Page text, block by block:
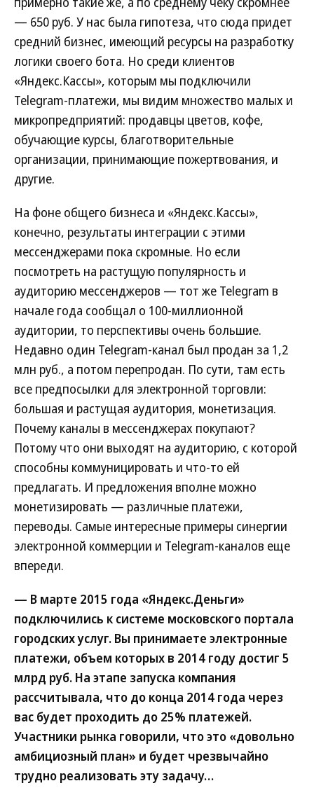
— 650 руб. У нас была гипотеза, что сюда придет
средний бизнес, имеющий ресурсы на разработку
логики своего бота. Но среди клиентов
«Яндекс.Кассы», которым мы подключили
Telegram-платежи, мы видим множество малых и
микропредприятий: продавцы цветов, кофе,
обучающие курсы, благотворительные
организации, принимающие пожертвования, и
другие.
На фоне общего бизнеса и «Яндекс.Кассы»,
конечно, результаты интеграции с этими
мессенджерами пока скромные. Но если
посмотреть на растущую популярность и
аудиторию мессенджеров — тот же Telegram в
начале года сообщал о 100-миллионной
аудитории, то перспективы очень большие.
Недавно один Telegram-канал был продан за 1,2
млн руб., а потом перепродан. По сути, там есть
все предпосылки для электронной торговли:
большая и растущая аудитория, монетизация.
Почему каналы в мессенджерах покупают?
Потому что они выходят на аудиторию, с которой
способны коммуницировать и что-то ей
предлагать. И предложения вполне можно
монетизировать — различные платежи,
переводы. Самые интересные примеры синергии
электронной коммерции и Telegram-каналов еще
впереди.
— В марте 2015 года «Яндекс.Деньги»
подключились к системе московского портала
городских услуг. Вы принимаете электронные
платежи, объем которых в 2014 году достиг 5
млрд руб. На этапе запуска компания
рассчитывала, что до конца 2014 года через
вас будет проходить до 25% платежей.
Участники рынка говорили, что это «довольно
амбициозный план» и будет чрезвычайно
трудно реализовать эту задачу…